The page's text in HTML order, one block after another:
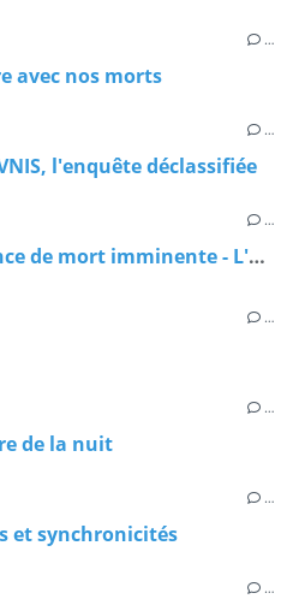
…
avec nos morts
…
l'enquête déclassifiée
…
Alexandra Arcé - Expérience de mort imminente - L'approche jungienne
…
…
de la nuit
…
et synchronicités
…